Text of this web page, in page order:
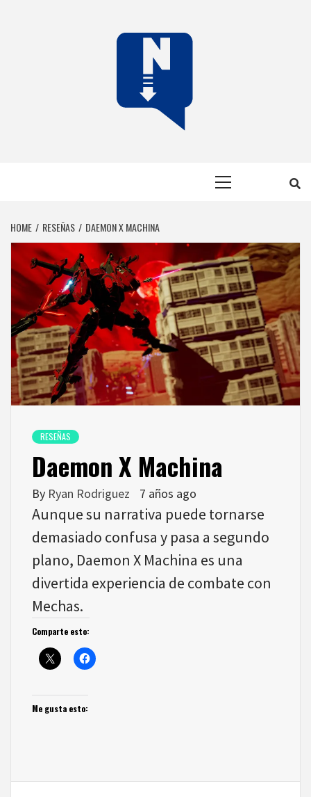
HOME RESEÑAS DAEMON X MACHINA
RESEÑAS
Daemon X Machina
By Ryan Rodriguez 7 años ago
Aunque su narrativa puede tornarse
demasiado confusa y pasa a segundo
plano, Daemon X Machina es una
divertida experiencia de combate con
Mechas.
Comparte esto:
Me gusta esto: